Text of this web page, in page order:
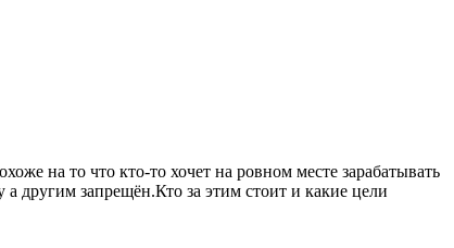
на то что кто-то хочет на ровном месте зарабатывать
другим запрещён.Кто за этим стоит и какие цели